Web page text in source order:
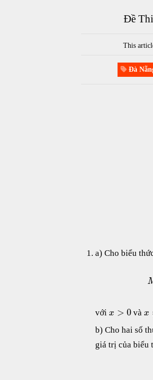
Đề
This
Đà
a) Cho biểu
với x > 0 vàx
b) Cho hai số
giá trị của biểu